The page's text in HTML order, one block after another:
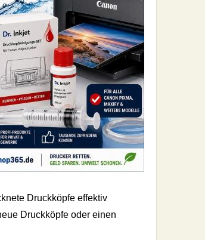
Druckköpfe effektiv
Druckköpfe oder einen